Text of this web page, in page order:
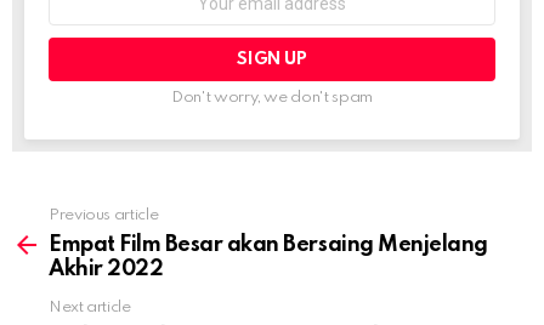
Don't worry, we don't spam
more
Previous article
Empat Film Besar akan Bersaing Menjelang
Akhir 2022
Next article